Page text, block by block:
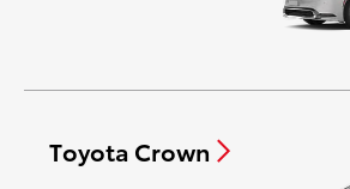
Toyota Crown